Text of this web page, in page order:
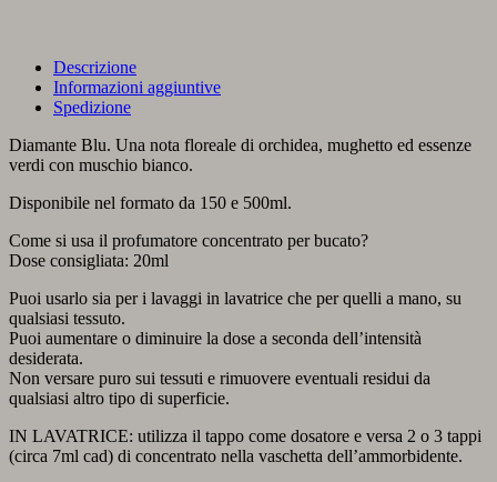
Descrizione
Informazioni aggiuntive
Spedizione
Diamante Blu. Una nota floreale di orchidea, mughetto ed essenze
verdi con muschio bianco.
Disponibile nel formato da 150 e 500ml.
Come si usa il profumatore concentrato per bucato?
Dose consigliata: 20ml
Puoi usarlo sia per i lavaggi in lavatrice che per quelli a mano, su
qualsiasi tessuto.
Puoi aumentare o diminuire la dose a seconda dell’intensità
desiderata.
Non versare puro sui tessuti e rimuovere eventuali residui da
qualsiasi altro tipo di superficie.
IN LAVATRICE: utilizza il tappo come dosatore e versa 2 o 3 tappi
(circa 7ml cad) di concentrato nella vaschetta dell’ammorbidente.